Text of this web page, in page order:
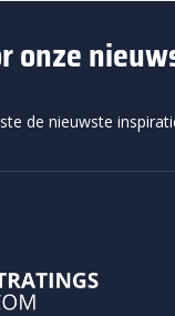
Veel
in
onze
de nieuwste